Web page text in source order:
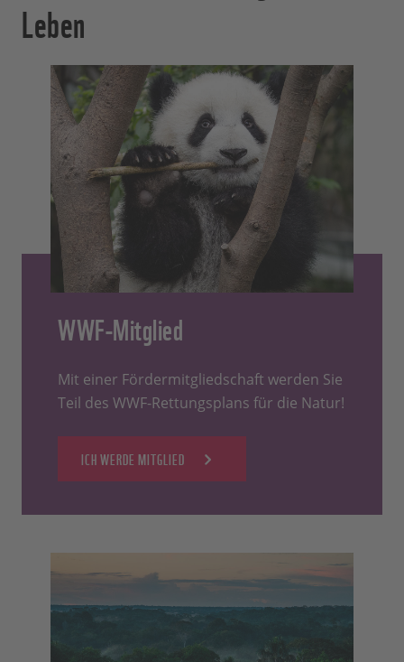
Leben
WWF-Mitglied
Mit einer Fördermitgliedschaft werden Sie
Teil des WWF-Rettungsplans für die Natur!
ICH WERDE MITGLIED